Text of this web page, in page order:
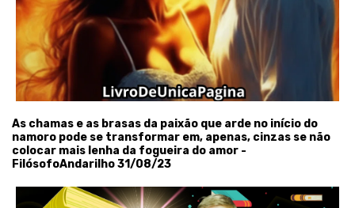
As chamas e as brasas da paixão que arde no início do
namoro pode se transformar em, apenas, cinzas se não
colocar mais lenha da fogueira do amor -
FilósofoAndarilho 31/08/23